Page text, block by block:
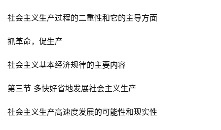
社会主义生产过程的二重性和它的主导方面
抓革命，促生产
社会主义基本经济规律的主要内容
第三节 多快好省地发展社会主义生产
社会主义生产高速度发展的可能性和现实性